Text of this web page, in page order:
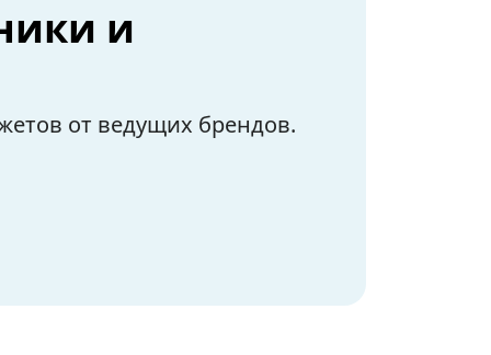
и
от ведущих брендов.